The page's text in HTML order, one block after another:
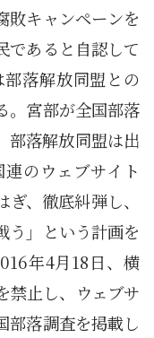
敗キャンペーンを
であると自認して
落解放同盟との
。宮部が全国部落
部落解放同盟は出
のウェブサイト
、徹底糾弾し、
う」という計画を
年4月18日、横
禁止し、ウェブサ
部落調査を掲載し